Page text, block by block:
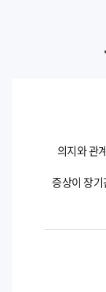
의지와 관
증상이 장